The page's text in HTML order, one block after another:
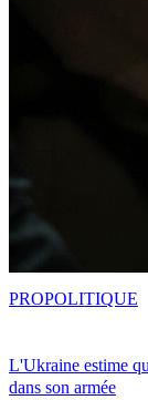
L'Ukraine estime
dans son armée
PROPOLITIQUE